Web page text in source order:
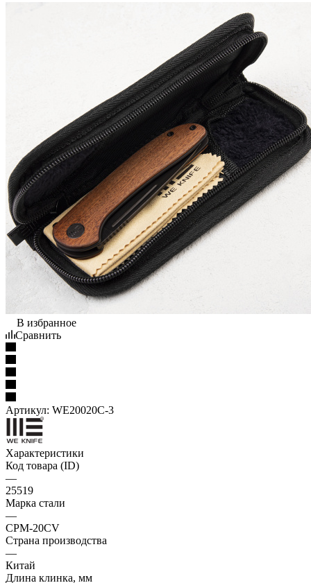
В избранное
Сравнить
Артикул: WE20020C-3
Характеристики
Код товара (ID)
—
25519
Марка стали
—
CPM-20CV
Страна производства
—
Китай
Длина клинка, мм